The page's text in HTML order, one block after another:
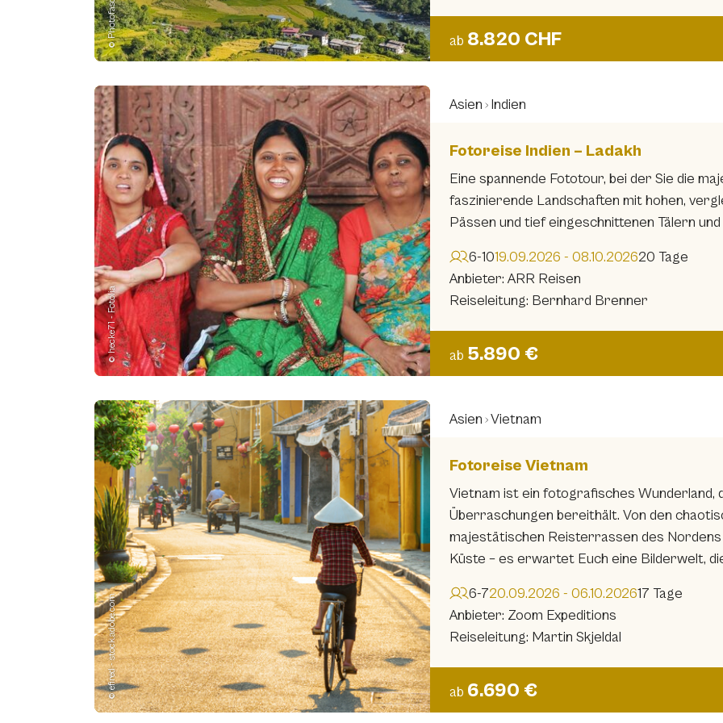
ab 8.820 CHF
© hecke71 - Fotolia
Asien Indien
Fotoreise Indien – Ladakh
Eine spannende Fototour, bei der Sie die
faszinierende Landschaften mit hohen,
Pässen und tief eingeschnittenen Tälern
6-1019.09.2026 - 08.10.202620 Tage
Anbieter: ARR Reisen
Reiseleitung: Bernhard Brenner
ab 5.890 €
© efired - stock.adobe.com
Asien Vietnam
Fotoreise Vietnam
Vietnam ist ein fotografisches Wunderland,
Überraschungen bereithält. Von den
majestätischen Reisterrassen des
Küste – es erwartet Euch eine Bilderwelt,
6-720.09.2026 - 06.10.202617 Tage
Anbieter: Zoom Expeditions
Reiseleitung: Martin Skjeldal
ab 6.690 €